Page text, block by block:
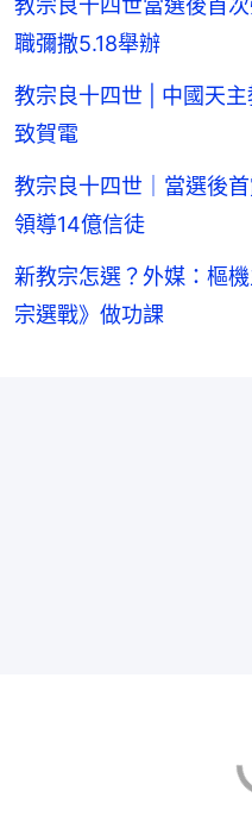
教宗良十四世當選後
職彌撒5.18舉辦
教宗良十四世 | 中國天
致賀電
教宗良十四世｜當選後
領導14億信徒
新教宗怎選？外媒：樞
宗選戰》做功課